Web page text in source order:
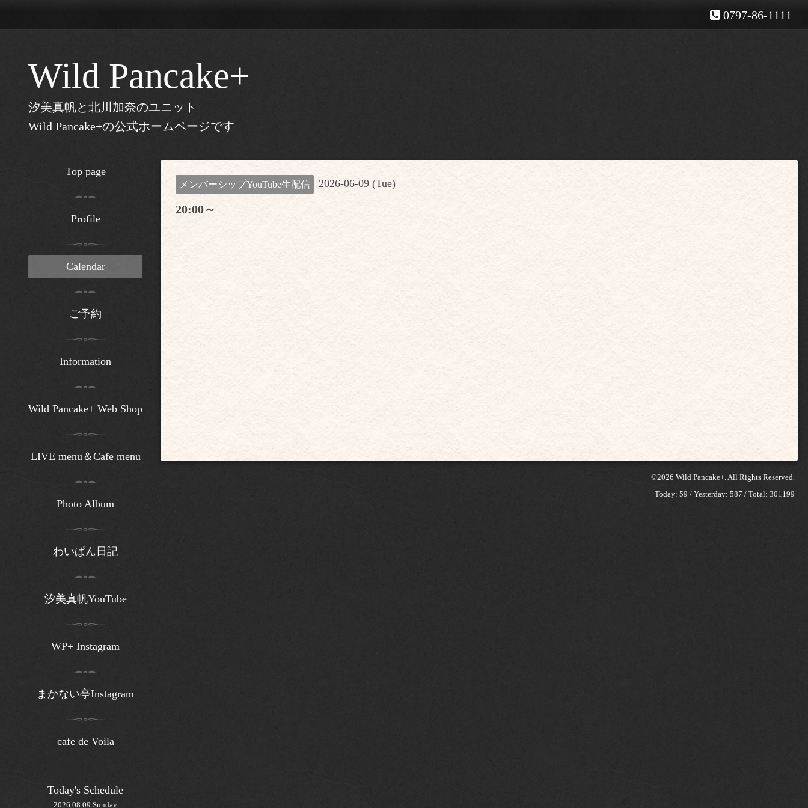
0797-86-1111
Wild Pancake+
汐美真帆と北川加奈のユニット
Wild Pancake+の公式ホームページです
メンバーシップYouTube生配信 2026-06-09 (Tue)
20:00～
©2026 Wild Pancake+. All Rights Reserved.
Today: 59 / Yesterday: 587 / Total: 301199
Top page
Profile
Calendar
ご予約
Information
Wild Pancake+ Web Shop
LIVE menu＆Cafe menu
Photo Album
わいぱん日記
汐美真帆YouTube
WP+ Instagram
まかない亭Instagram
cafe de Voila
Today's Schedule
2026.08.09 Sunday